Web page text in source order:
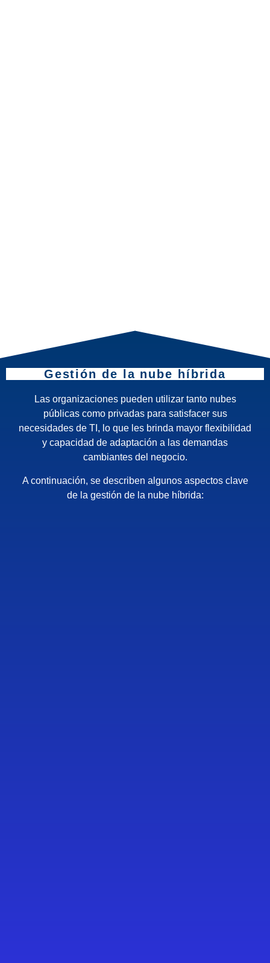
Gestión de la nube híbrida
Las organizaciones pueden utilizar tanto nubes
públicas como privadas para satisfacer sus
necesidades de TI, lo que les brinda mayor flexibilidad
y capacidad de adaptación a las demandas
cambiantes del negocio.
A continuación, se describen algunos aspectos clave
de la gestión de la nube híbrida: